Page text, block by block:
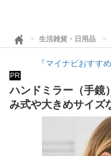
生活雑貨・日用品
『マイナビおすす
PR
ハンドミラー（手鏡
み式や大きめサイズ